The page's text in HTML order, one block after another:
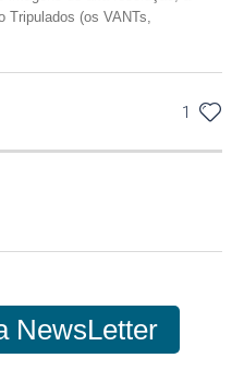
Tripulados (os VANTs,
1
NewsLetter